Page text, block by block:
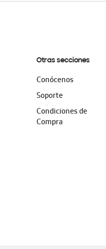
Otras secciones
Conócenos
Soporte
Condiciones de
Compra